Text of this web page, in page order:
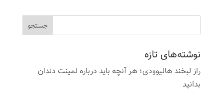
نوشته‌های تازه
راز لبخند هالیوودی؛ هر آنچه باید درباره لمینت دندان
بدانید